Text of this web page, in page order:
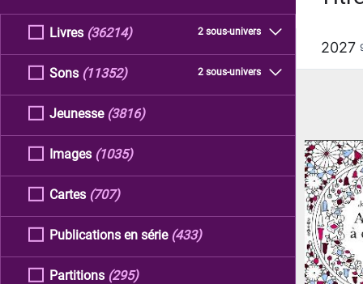
Livres 2 sous-univers
(36214)
Sons 2 sous-univers
(11352)
Jeunesse (3816)
Images (1035)
Cartes (707)
Publications en série (433)
Partitions (295)
2027